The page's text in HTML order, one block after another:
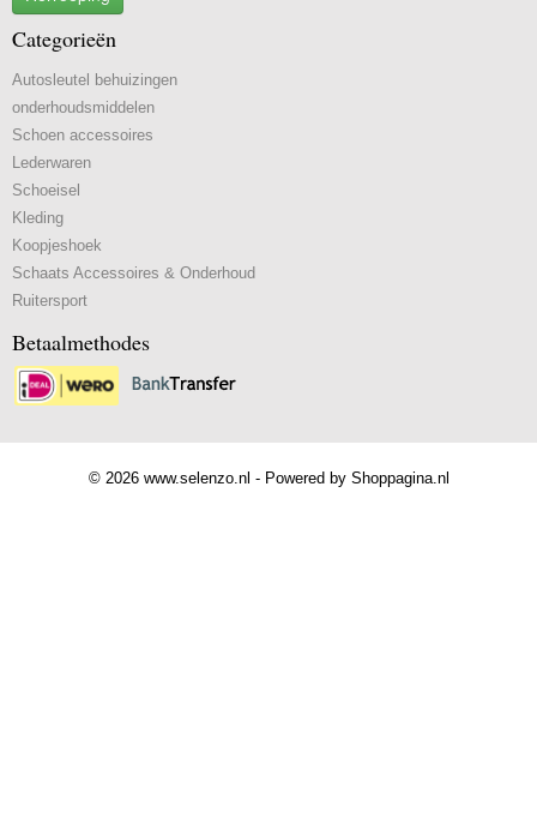
Categorieën
Autosleutel behuizingen
onderhoudsmiddelen
Schoen accessoires
Lederwaren
Schoeisel
Kleding
Koopjeshoek
Schaats Accessoires & Onderhoud
Ruitersport
Betaalmethodes
© 2026 www.selenzo.nl - Powered by Shoppagina.nl